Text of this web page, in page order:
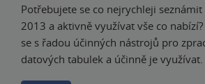
Potřebujete se co nejrychleji
2013 a aktivně využívat vše co
se s řadou účinných nástrojů pro
datových tabulek a účinně je využívat.